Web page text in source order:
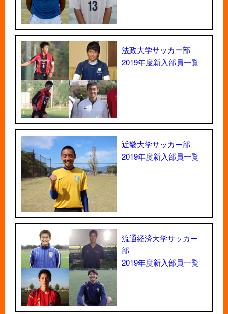
法政大学サッカー部
2019年度新入部員一覧
近畿大学サッカー部
2019年度新入部員一覧
流通経済大学サッカー
部
2019年度新入部員一覧